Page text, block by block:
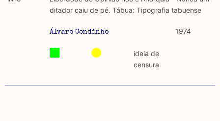
académicos.
Limitações
produzidos até 2022, contudo não foi possível ter acesso
a algumas das publicações que aqui se encontram
discurso e uso da liberdade de expressão. Trata-se de
uma censura que é omnipresente, dado que é
Regulatória e Constitutiva : são combinadas ambas
abordagens.
ditador caiu de pé. Tábua: Tipografia tabuense
Álvaro Condinho 1974
ideia de
censura